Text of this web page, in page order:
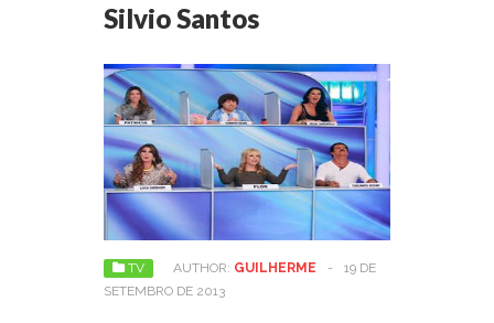
Silvio Santos
TV AUTHOR: GUILHERME -
19 DE
SETEMBRO DE 2013